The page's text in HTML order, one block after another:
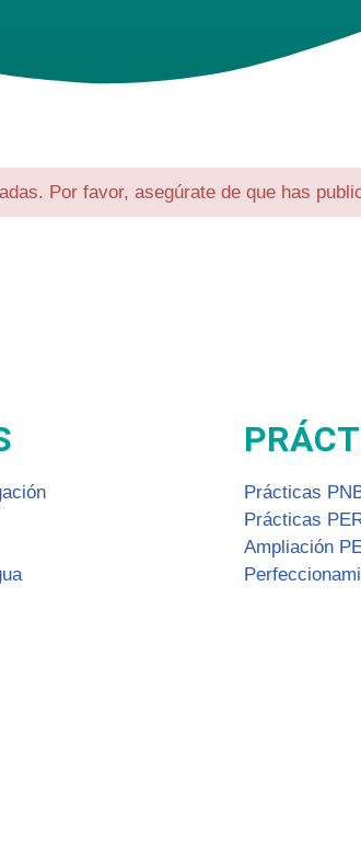
Por favor, asegúrate de que has
Prácticas
Prácticas
Ampliación